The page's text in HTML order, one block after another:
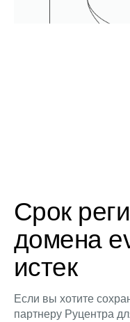
Срок
домена
истек
Если вы хотите
партнеру Руцентра